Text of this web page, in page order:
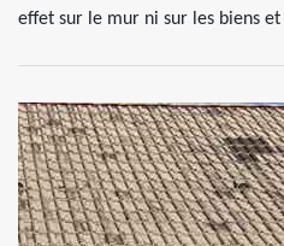
effet sur le mur ni sur les biens et